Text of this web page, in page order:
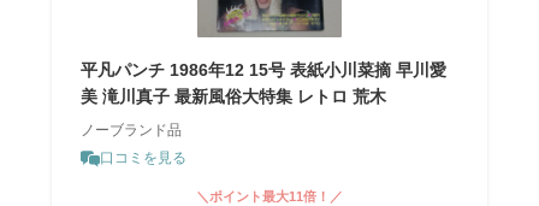
平凡パンチ 1986年12 15号 表紙小川菜摘 早川愛
美 滝川真子 最新風俗大特集 レトロ 荒木
ノーブランド品
口コミを見る
＼ポイント最大11倍！／